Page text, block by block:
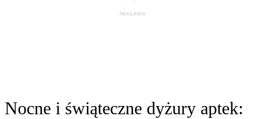
Nocne i świąteczne dyżury aptek: